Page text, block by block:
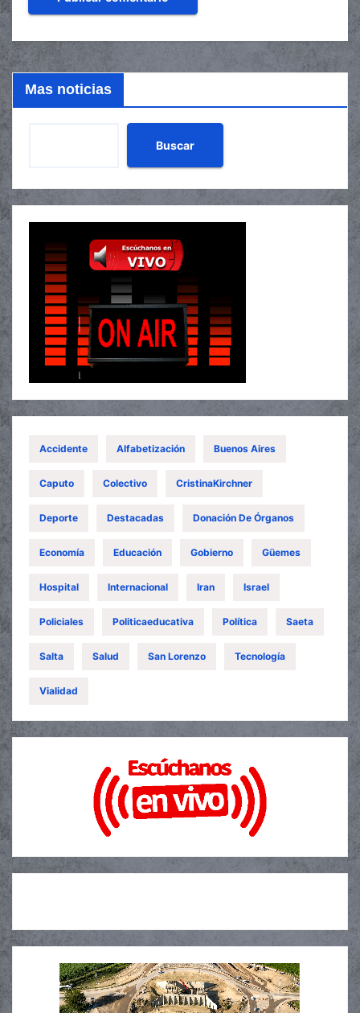
Mas noticias
Buscar
Accidente Alfabetización Buenos Aires
Caputo Colectivo CristinaKirchner
Deporte Destacadas Donación De Órganos
Economía Educación Gobierno Güemes
Hospital Internacional Iran Israel
Policiales Politicaeducativa Política Saeta
Salta Salud San Lorenzo Tecnología
Vialidad